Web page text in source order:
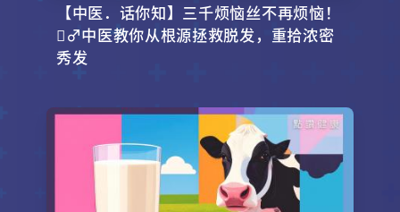
【中医．话你知】三千烦恼丝不再烦恼！
‍♂️中医教你从根源拯救脱发，重拾浓密
秀发